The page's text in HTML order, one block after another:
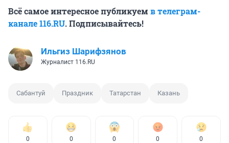
Всё самое интересное публикуемв телеграм-
канале 116.RU. Подписывайтесь!
Ильгиз Шарифзянов
Журналист 116.RU
Сабантуй Праздник Татарстан Казань
0 0 0 0 0